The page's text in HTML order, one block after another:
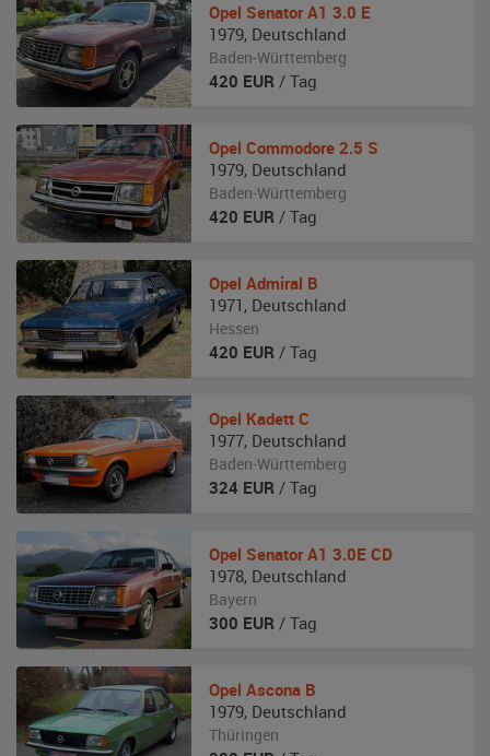
Opel Senator A1 3.0 E
1979, Deutschland
Baden-Württemberg
420 EUR / Tag
Opel Commodore 2.5 S
1979, Deutschland
Baden-Württemberg
420 EUR / Tag
Opel Admiral B
1971 , Deutschland
Hessen
420 EUR / Tag
Opel Kadett C
1977, Deutschland
Baden-Württemberg
324 EUR / Tag
Opel Senator A1 3.0E CD
1978, Deutschland
Bayern
300 EUR / Tag
Opel Ascona B
1979, Deutschland
Thüringen